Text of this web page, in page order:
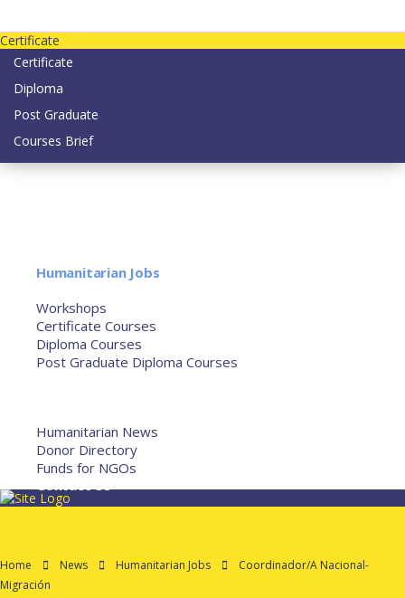
Certificate
Certificate
Diploma
Post Graduate
Courses Brief
Humanitarian Jobs
Workshops
Certificate Courses
Diploma Courses
Post Graduate Diploma Courses
Humanitarian News
Donor Directory
Funds for NGOs
Contact Us
Home News Humanitarian Jobs
Coordinador/a Nacional-
Migración